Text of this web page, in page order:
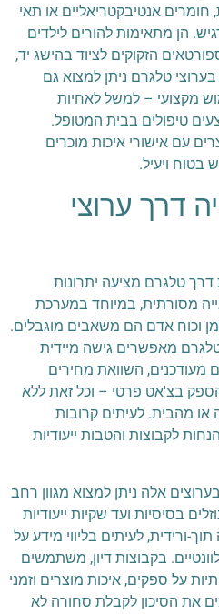
אנטיבקטריאליים או תאי
הן מתאימות להורים לילדים
הזקוקים לציוד בהישג יד,
טלגרם ניתן למצוא גם
מקצועי – למשל לאחיות
טיפולים בבית המטופל.
עם אישורי איכות מוכרים
בטוח ויעיל.
דרך ערוצי
דרך טלגרם מציעה יתרונות
מסורתית, במיוחד במערכת
וכוח אדם הם משאבים מוגבלים.
טלגרם מאפשרים גישה מיידית
מעודכנים, השוואת מחירים
בצ'אט פרטי – וכל זאת ללא
מהבית. לעיתים קרובות
לקבוצות והטבות ייעודיות
בערוצים אלה ניתן למצוא מגוון רחב
בסיסיות ועד שקיות ייעודיות
ורידית, לעיתים בליווי מידע על
בקבוצות דיון, משתמשים
על ספקים, איכות מוצרים וזמני
את הסיכון לקבלת סחורה לא